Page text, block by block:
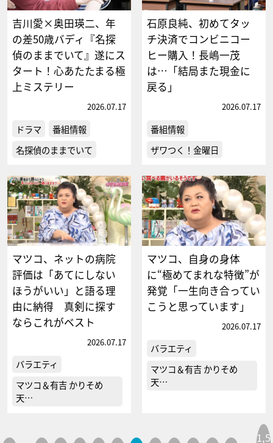
吉川愛×奥田瑛二、年
の差50歳バディ『名探
偵のままでいて』遂にス
タート！心あたたまる極
上ミステリー
2026.07.17
ドラマ
番組情報
名探偵のままでいて
石原良純、初めてタッ
チ決済でコンビニコー
ヒー購入！長嶋一茂
は…「結局また現金に
戻る」
2026.07.17
番組情報
ザワつく！金曜日
マツコ、ネットの病院
評価は「あてにしない
ほうがいい」と語る理
由に納得 真剣に探す
ならこれがベスト
2026.07.17
バラエティ
マツコ＆有吉 かりそめ
天…
マツコ、自身の身体
に“極めてまれな特徴”が
発覚「一生向き合ってい
こうと思っています」
2026.07.17
バラエティ
マツコ＆有吉 かりそめ
天…
1,5